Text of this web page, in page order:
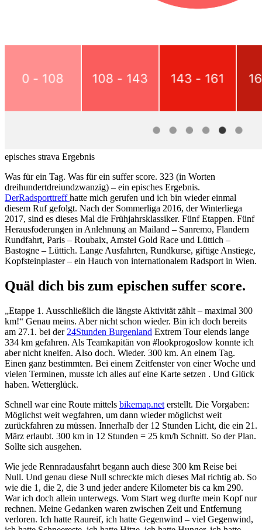
episches strava Ergebnis
Was für ein Tag. Was für ein suffer score. 323 (in Worten
dreihundertdreiundzwanzig) – ein episches Ergebnis.
DerRadsporttreffhatte mich gerufen und ich bin wieder einmal
diesem Ruf gefolgt. Nach der Sommerliga 2016, der Winterliega
2017, sind es dieses Mal die Frühjahrsklassiker. Fünf Etappen. Fünf
Herausfoderungen in Anlehnung an Mailand – Sanremo, Flandern
Rundfahrt, Paris – Roubaix, Amstel Gold Race und Lüttich –
Bastogne – Lüttich. Lange Ausfahrten, Rundkurse, giftige Anstiege,
Kopfsteinplaster – ein Hauch von internationalem Radsport in Wien.
Quäl dich bis zum epischen suffer score.
„Etappe 1. Ausschließlich die längste Aktivität zählt – maximal 300
km!“ Genau meins. Aber nicht schon wieder. Bin ich doch bereits
am 27.1. bei der 24Stunden Burgenland Extrem Tour elends lange
334 km gefahren. Als Teamkapitän von #lookprogoslow konnte ich
aber nicht kneifen. Also doch. Wieder. 300 km. An einem Tag.
Einen ganz bestimmten. Bei einem Zeitfenster von einer Woche und
vielen Terminen, musste ich alles auf eine Karte setzen . Und Glück
haben. Wetterglück.
Schnell war eine Route mittels bikemap.net erstellt. Die Vorgaben:
Möglichst weit wegfahren, um dann wieder möglichst weit
zurückfahren zu müssen. Innerhalb der 12 Stunden Licht, die ein 21.
März erlaubt. 300 km in 12 Stunden = 25 km/h Schnitt. So der Plan.
Sollte sich ausgehen.
Wie jede Rennradausfahrt begann auch diese 300 km Reise bei
Null. Und genau diese Null schreckte mich dieses Mal richtig ab. So
wie die 1, die 2, die 3 und jeder andere Kilometer bis ca km 290.
War ich doch allein unterwegs. Vom Start weg durfte mein Kopf nur
rechnen. Meine Gedanken waren zwischen Zeit und Entfernung
verloren. Ich hatte Raureif, ich hatte Gegenwind – viel Gegenwind,